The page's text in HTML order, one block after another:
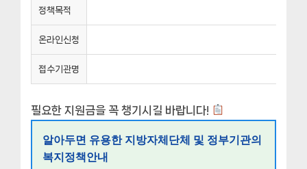
정책목적
온라인신청
접수기관명
필요한 지원금을 꼭 챙기시길 바랍니다!
알아두면 유용한 지방자체단체 및 정부기관의
복지정책안내